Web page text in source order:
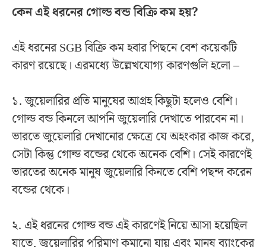
কেন এই ধরনের গোল্ড বন্ড বিক্রি কম হয়?
এই ধরনের SGB বিক্রি কম হবার পিছনে বেশ কয়েকটি
কারণ রয়েছে। এরমধ্যে উল্লেখযোগ্য কারণগুলি হলো –
১. জুয়েলারির প্রতি মানুষের আগ্রহ কিছুটা হলেও বেশি।
গোল্ড বন্ড কিনলে আপনি জুয়েলারি দেখাতে পারবেন না।
ভারতে জুয়েলারি দেখানোর ক্ষেত্রে যে অহংকার কাজ করে,
সেটা কিন্তু গোল্ড বন্ডের থেকে অনেক বেশি। সেই কারণেই
ভারতের অনেক মানুষ জুয়েলারি কিনতে বেশি পছন্দ করেন
বন্ডের থেকে।
২. এই ধরনের গোল্ড বন্ড এই কারণেই নিয়ে আসা হয়েছিল